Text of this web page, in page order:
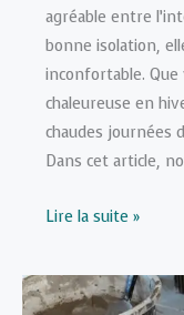
agréable entre
bonne isolation,
inconfortable. Que
chaleureuse en
chaudes journées
Dans cet article,
Comment
une
véranda
Lire la suite »